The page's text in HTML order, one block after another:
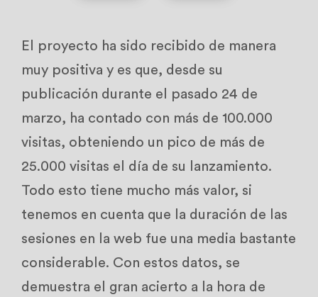
El proyecto ha sido recibido de manera
muy positiva y es que, desde su
publicación durante el pasado 24 de
marzo, ha contado con más de 100.000
visitas, obteniendo un pico de más de
25.000 visitas el día de su lanzamiento.
Todo esto tiene mucho más valor, si
tenemos en cuenta que la duración de las
sesiones en la web fue una media bastante
considerable. Con estos datos, se
demuestra el gran acierto a la hora de